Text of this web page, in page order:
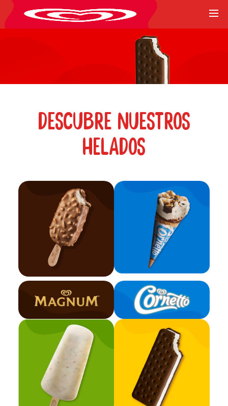
DESCUBRE NUESTROS
HELADOS